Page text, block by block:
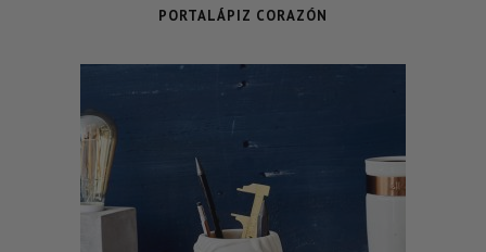
PORTALÁPIZ CORAZÓN